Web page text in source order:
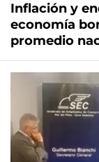
Inflación y
economía
promedio